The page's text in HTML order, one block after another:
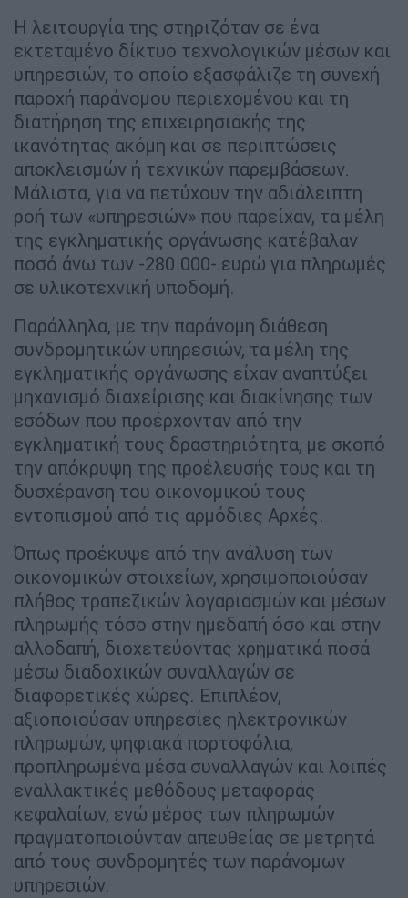
Η λειτουργία της στηριζόταν σε ένα
εκτεταμένο δίκτυο τεχνολογικών μέσων και
υπηρεσιών, το οποίο εξασφάλιζε τη συνεχή
παροχή παράνομου περιεχομένου και τη
διατήρηση της επιχειρησιακής της
ικανότητας ακόμη και σε περιπτώσεις
αποκλεισμών ή τεχνικών παρεμβάσεων.
Μάλιστα, για να πετύχουν την αδιάλειπτη
ροή των «υπηρεσιών» που παρείχαν, τα μέλη
της εγκληματικής οργάνωσης κατέβαλαν
ποσό άνω των -280.000- ευρώ για πληρωμές
σε υλικοτεχνική υποδομή.
Παράλληλα, με την παράνομη διάθεση
συνδρομητικών υπηρεσιών, τα μέλη της
εγκληματικής οργάνωσης είχαν αναπτύξει
μηχανισμό διαχείρισης και διακίνησης των
εσόδων που προέρχονταν από την
εγκληματική τους δραστηριότητα, με σκοπό
την απόκρυψη της προέλευσής τους και τη
δυσχέρανση του οικονομικού τους
εντοπισμού από τις αρμόδιες Αρχές.
Όπως προέκυψε από την ανάλυση των
οικονομικών στοιχείων, χρησιμοποιούσαν
πλήθος τραπεζικών λογαριασμών και μέσων
πληρωμής τόσο στην ημεδαπή όσο και στην
αλλοδαπή, διοχετεύοντας χρηματικά ποσά
μέσω διαδοχικών συναλλαγών σε
διαφορετικές χώρες. Επιπλέον,
αξιοποιούσαν υπηρεσίες ηλεκτρονικών
πληρωμών, ψηφιακά πορτοφόλια,
προπληρωμένα μέσα συναλλαγών και λοιπές
εναλλακτικές μεθόδους μεταφοράς
κεφαλαίων, ενώ μέρος των πληρωμών
πραγματοποιούνταν απευθείας σε μετρητά
από τους συνδρομητές των παράνομων
υπηρεσιών.